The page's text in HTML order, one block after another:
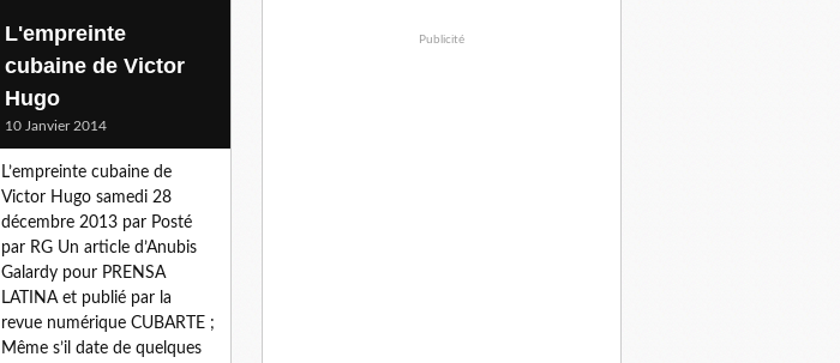
L'empreinte
cubaine de Victor
Hugo
10 Janvier 2014
L’empreinte cubaine de
Victor Hugo samedi 28
décembre 2013 par Posté
par RG Un article d’Anubis
Galardy pour PRENSA
LATINA et publié par la
revue numérique CUBARTE ;
Même s’il date de quelques
Publicité